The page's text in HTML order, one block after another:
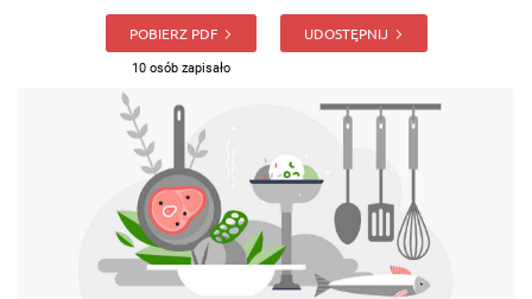
POBIERZ PDF
10 osób zapisało
UDOSTĘPNIJ